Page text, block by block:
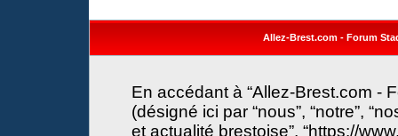
Allez-Brest.com - Forum
En accédant à “Allez-Brest.com -
(désigné ici par “nous”, “notre”,
et actualité brestoise”, “https://